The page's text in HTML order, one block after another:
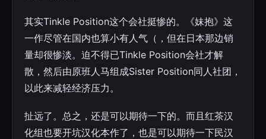
其实Tinkle Position这个会社挺惨的。《妹抱》这
一作尽管在国内也算小有人气（，但在日本那边销
量却很惨淡。迫不得已Tinkle Position会社才解
散，然后由原班人马组成Sister Position同人社团，
以此来减轻经济压力。
扯远了。总之，还是可以期待一下的。而且红茶汉
化组也要开坑汉化本作了，也是可以期待一下民汉